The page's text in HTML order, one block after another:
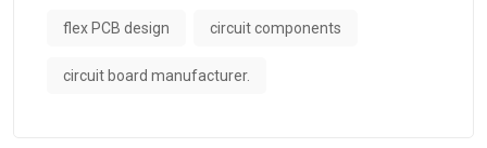
flex PCB design​ circuit components
circuit board manufacturer.